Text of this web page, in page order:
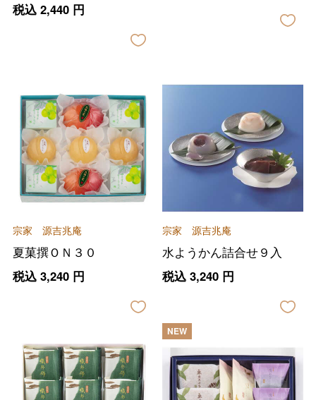
税込 2,440円
宗家 源吉兆庵
夏菓撰ＯＮ３０
税込 3,240円
宗家 源吉兆庵
水ようかん詰合せ９入
税込 3,240円
NEW